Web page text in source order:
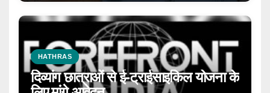
HATHRAS
दिव्यांग छात्राओं से ई-ट्राईसाइकिल योजना के